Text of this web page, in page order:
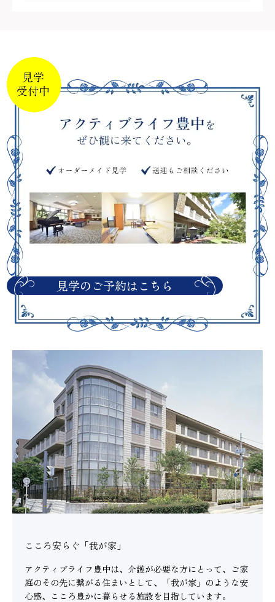
見学のご予約はこちら
こころ安らぐ「我が家」
アクティブライフ豊中は、介護が必要な方にとって、ご家
庭のその先に繋がる住まいとして、「我が家」のような安
心感、こころ豊かに暮らせる施設を目指しています。